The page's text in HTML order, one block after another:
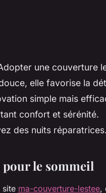
une couverture
elle favorise la
simple mais
confort et sérénité.
des nuits réparatrices.
pour le sommeil
site ma-couverture-lestee,